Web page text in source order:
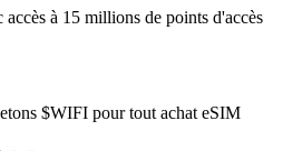
à 15 millions de points d'accès
$WIFI pour tout achat eSIM